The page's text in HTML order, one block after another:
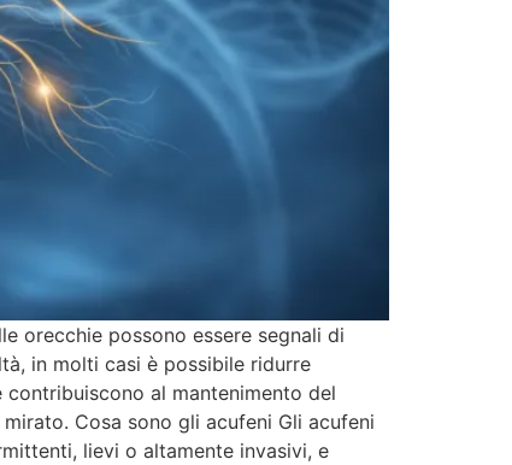
orecchie possono essere segnali di
in molti casi è possibile ridurre
al mantenimento del
Cosa sono gli acufeni Gli acufeni
lievi o altamente invasivi, e